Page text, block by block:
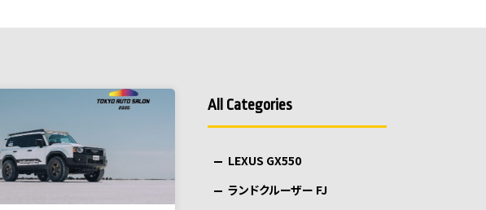
All Categories
LEXUS GX550
ランドクルーザー FJ